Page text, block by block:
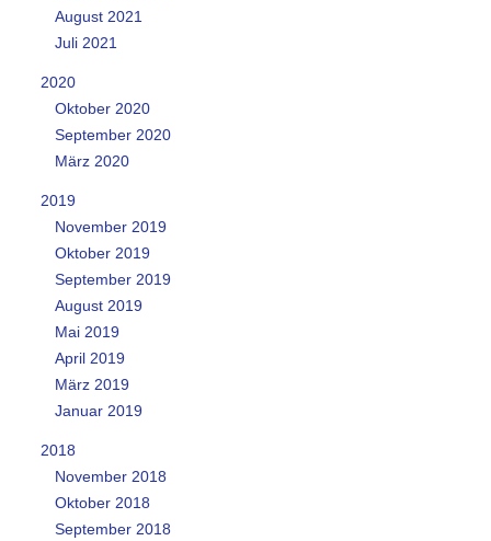
August 2021
Juli 2021
2020
Oktober 2020
September 2020
März 2020
2019
November 2019
Oktober 2019
September 2019
August 2019
Mai 2019
April 2019
März 2019
Januar 2019
2018
November 2018
Oktober 2018
September 2018